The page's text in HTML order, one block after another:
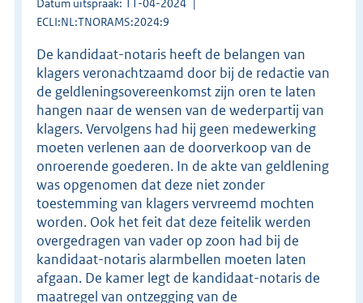
ECLI:NL:TNORAMS:2024:9
De kandidaat-notaris heeft de belangen van
klagers veronachtzaamd door bij de redactie van
de geldleningsovereenkomst zijn oren te laten
hangen naar de wensen van de wederpartij van
klagers. Vervolgens had hij geen medewerking
moeten verlenen aan de doorverkoop van de
onroerende goederen. In de akte van geldlening
was opgenomen dat deze niet zonder
toestemming van klagers vervreemd mochten
worden. Ook het feit dat deze feitelik werden
overgedragen van vader op zoon had bij de
kandidaat-notaris alarmbellen moeten laten
afgaan. De kamer legt de kandidaat-notaris de
maatregel van ontzegging van de